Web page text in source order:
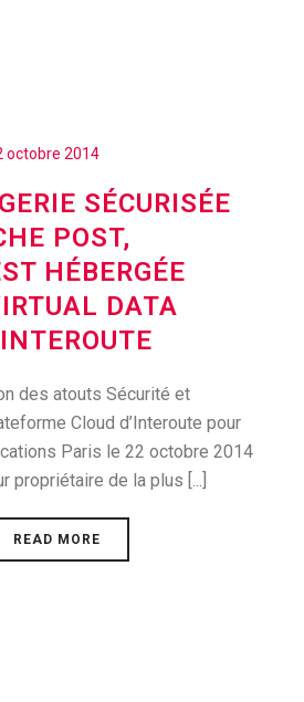
octobre 2014
SÉCURISÉE
POST,
HÉBERGÉE
DATA
des atouts Sécurité et
Cloud d’Interoute pour
Paris le 22 octobre 2014
propriétaire de la plus [...]
READ MORE